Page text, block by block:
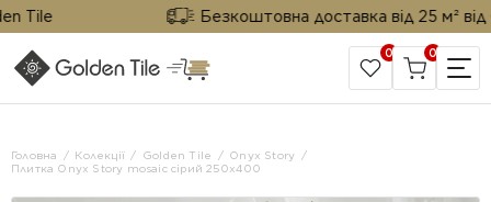
Безкоштовна доставка від 25 м² від
САЙТ КОМПАНІЇ
0 0
Головна Колекції Golden Tile
Onyx Story
Плитка Onyx Story mosaic сірий 250x400